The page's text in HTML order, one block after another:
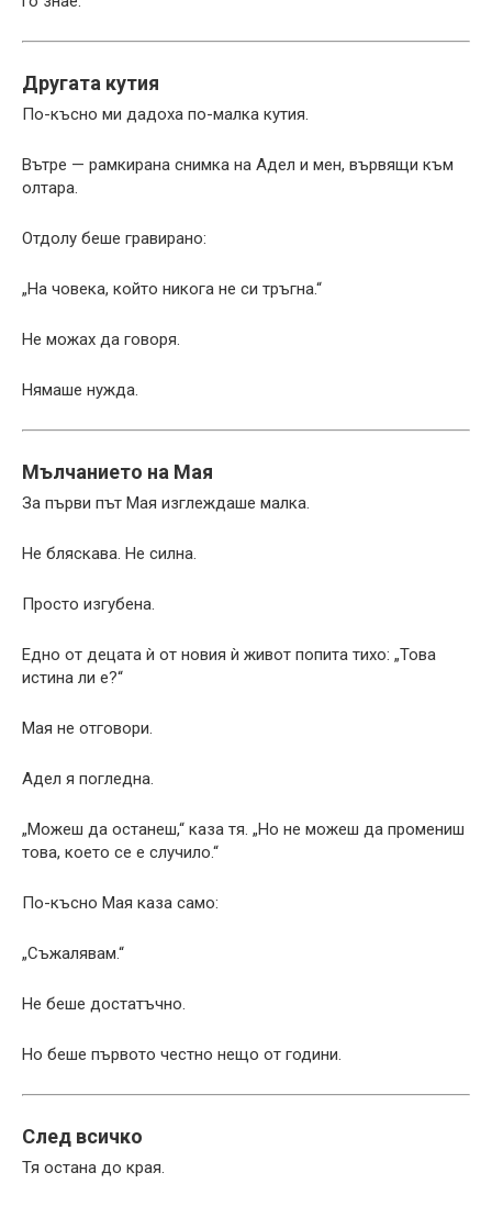
Другата кутия
По-късно ми дадоха по-малка кутия.
Вътре — рамкирана снимка на Адел и мен, вървящи към
олтара.
Отдолу беше гравирано:
„На човека, който никога не си тръгна.“
Не можах да говоря.
Нямаше нужда.
Мълчанието на Мая
За първи път Мая изглеждаше малка.
Не бляскава. Не силна.
Просто изгубена.
Едно от децата ѝ от новия ѝ живот попита тихо: „Това
истина ли е?“
Мая не отговори.
Адел я погледна.
„Можеш да останеш,“ каза тя. „Но не можеш да промениш
това, което се е случило.“
По-късно Мая каза само:
„Съжалявам.“
Не беше достатъчно.
Но беше първото честно нещо от години.
След всичко
Тя остана до края.